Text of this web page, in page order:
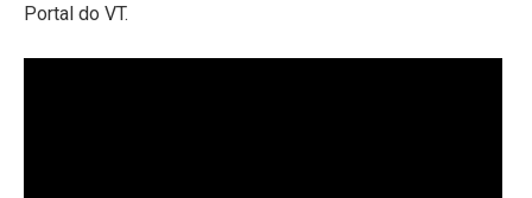
Portal do VT.